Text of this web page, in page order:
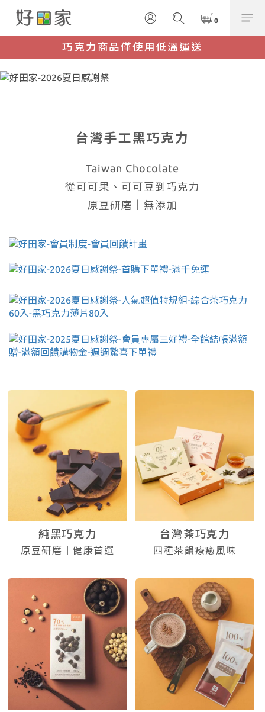
台灣手工黑巧克力
Taiwan Chocolate
從可可果、可可豆到巧克力
原豆研磨｜無添加
純黑巧克力
原豆研磨｜健康首選
台灣茶巧克力
四種茶韻療癒風味
巧克力商品僅使用低溫運送